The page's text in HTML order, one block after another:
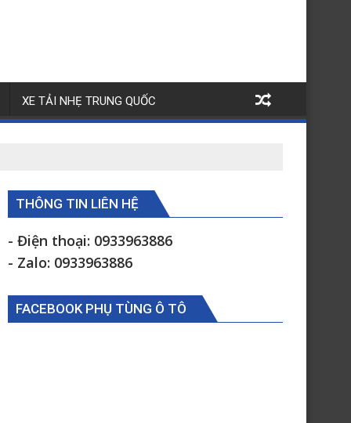
XE TẢI NHẸ TRUNG QUỐC
THÔNG TIN LIÊN HỆ
- Điện thoại: 0933963886
- Zalo: 0933963886
FACEBOOK PHỤ TÙNG Ô TÔ